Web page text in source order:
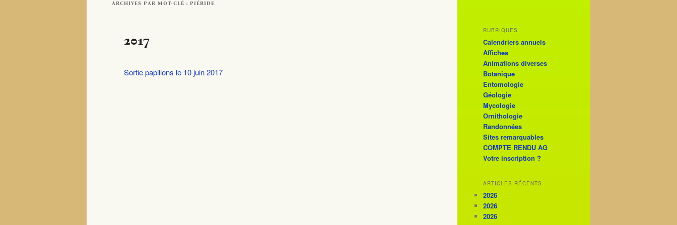
ARCHIVES PAR MOT-CLÉ : PIÉRIDE
2017
Sortie papillons le 10 juin 2017
RUBRIQUES
Calendriers annuels
Affiches
Animations diverses
Botanique
Entomologie
Géologie
Mycologie
Ornithologie
Randonnées
Sites remarquables
COMPTE RENDU AG
Votre inscription ?
ARTICLES RÉCENTS
2026
2026
2026